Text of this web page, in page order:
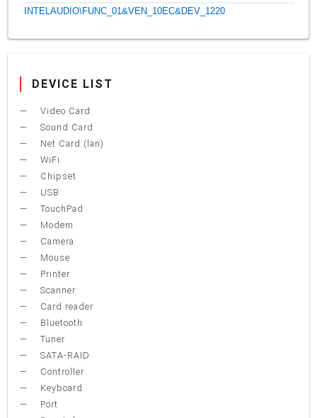
INTELAUDIO\FUNC_01&VEN_10EC&DEV_1220
DEVICE LIST
Video Card
Sound Card
Net Card (lan)
WiFi
Chipset
USB
TouchPad
Modem
Camera
Mouse
Printer
Scanner
Card reader
Bluetooth
Tuner
SATA-RAID
Controller
Keyboard
Port